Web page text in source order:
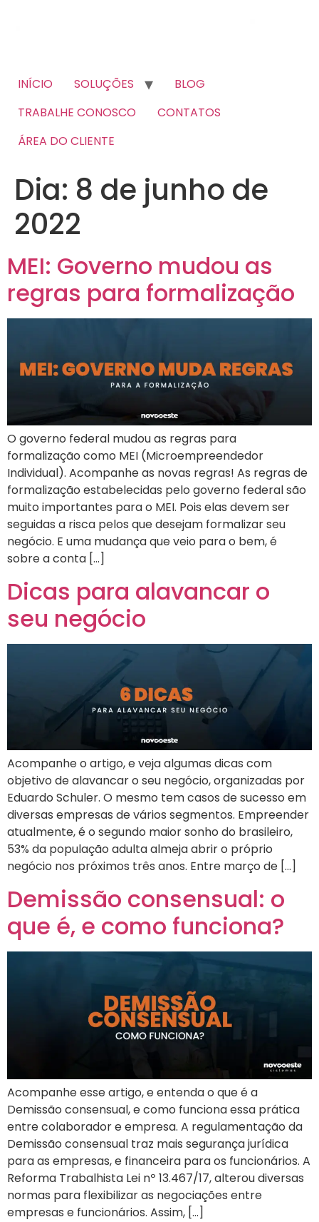
INÍCIO SOLUÇÕES
BLOG
TRABALHE CONOSCO
CONTATOS
ÁREA DO CLIENTE
Dia: 8 de junho de
2022
MEI: Governo mudou as
regras para formalização
O governo federal mudou as regras para
formalização como MEI (Microempreendedor
Individual). Acompanhe as novas regras! As regras de
formalização estabelecidas pelo governo federal são
muito importantes para o MEI. Pois elas devem ser
seguidas a risca pelos que desejam formalizar seu
negócio. E uma mudança que veio para o bem, é
sobre a conta […]
Dicas para alavancar o
seu negócio
Acompanhe o artigo, e veja algumas dicas com
objetivo de alavancar o seu negócio, organizadas por
Eduardo Schuler. O mesmo tem casos de sucesso em
diversas empresas de vários segmentos. Empreender
atualmente, é o segundo maior sonho do brasileiro,
53% da população adulta almeja abrir o próprio
negócio nos próximos três anos. Entre março de […]
Demissão consensual: o
que é, e como funciona?
Acompanhe esse artigo, e entenda o que é a
Demissão consensual, e como funciona essa prática
entre colaborador e empresa. A regulamentação da
Demissão consensual traz mais segurança jurídica
para as empresas, e financeira para os funcionários. A
Reforma Trabalhista Lei nº 13.467/17, alterou diversas
normas para flexibilizar as negociações entre
empresas e funcionários. Assim, […]